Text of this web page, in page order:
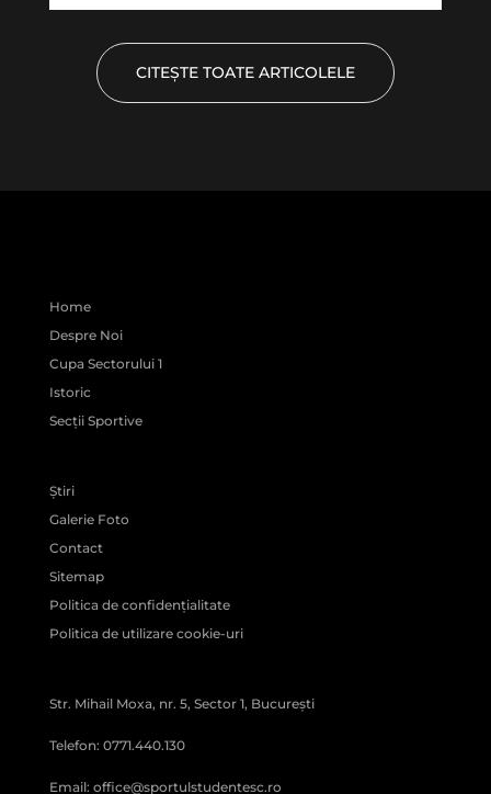
CITEȘTE TOATE ARTICOLELE
Home
Despre Noi
Cupa Sectorului 1
Istoric
Secții Sportive
Știri
Galerie Foto
Contact
Sitemap
Politica de confidențialitate
Politica de utilizare cookie-uri
Str. Mihail Moxa, nr. 5, Sector 1, București
Telefon: 0771.440.130
Email: office@sportulstudentesc.ro